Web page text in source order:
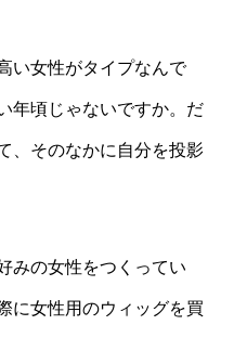
い女性がタイプなんで
年頃じゃないですか。だ
、そのなかに自分を投影
みの女性をつくってい
に女性用のウィッグを買